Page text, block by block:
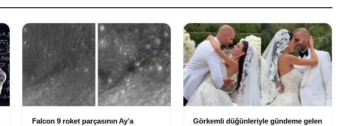
Falcon 9 roket parçasının Ay’a
Görkemli düğünleriyle gündeme gelen